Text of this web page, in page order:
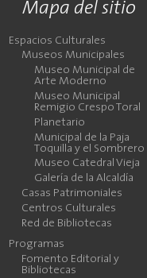
Mapa del sitio
Espacios Culturales
Museos Municipales
Museo Municipal de
Arte Moderno
Museo Municipal
Remigio Crespo Toral
Planetario
Municipal de la Paja
Toquilla y el Sombrero
Museo Catedral Vieja
Galería de la Alcaldía
Casas Patrimoniales
Centros Culturales
Red de Bibliotecas
Programas
Fomento Editorial y
Bibliotecas